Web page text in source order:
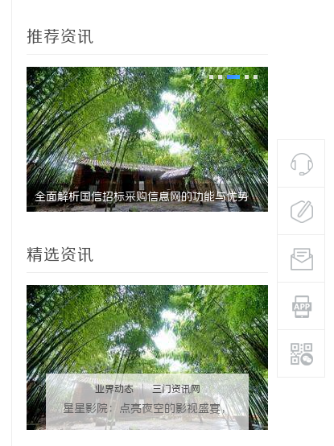
推荐资讯
全面解析国信招标采购信息网的功能与优势 武汉配眼
精选资讯
业界动态 | 三门资讯网
星星影院：点亮夜空的影视盛宴，
打造极致观影体验